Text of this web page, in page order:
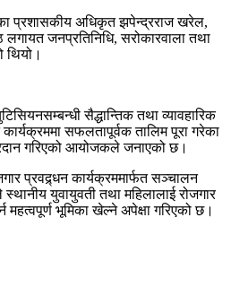
प्रशासकीय अधिकृत झपेन्द्रराज खरेल,
जनप्रतिनिधि, सरोकारवाला तथा
थियो।
सैद्धान्तिक तथा व्यावहारिक
सफलतापूर्वक तालिम पूरा गरेका
गरिएको आयोजकले जनाएको छ।
प्रवद्र्धन कार्यक्रममार्फत सञ्चालन
युवायुवती तथा महिलालाई रोजगार
महत्वपूर्ण भूमिका खेल्ने अपेक्षा गरिएको छ।